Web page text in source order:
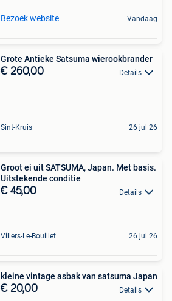
Bezoek website Vandaag
Grote Antieke Satsuma wierookbrander
€ 260,00 Details
Sint-Kruis 26 jul 26
Groot ei uit SATSUMA, Japan. Met basis.
Uitstekende conditie
€ 45,00 Details
Villers-Le-Bouillet 26 jul 26
kleine vintage asbak van satsuma Japan
€ 20,00 Details